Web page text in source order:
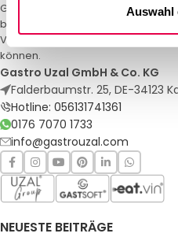
Auswahl
Gastro Uzal – Ihr Spezialist für
bieten maßgeschneiderte
Veranstaltungen. Qualität und
können.
Gastro Uzal GmbH & Co. KG
Falderbaumstr. 25, DE-34123
Hotline: 056131741361
0176 7070 1733
info@gastrouzal.com
NEUESTE BEITRÄGE